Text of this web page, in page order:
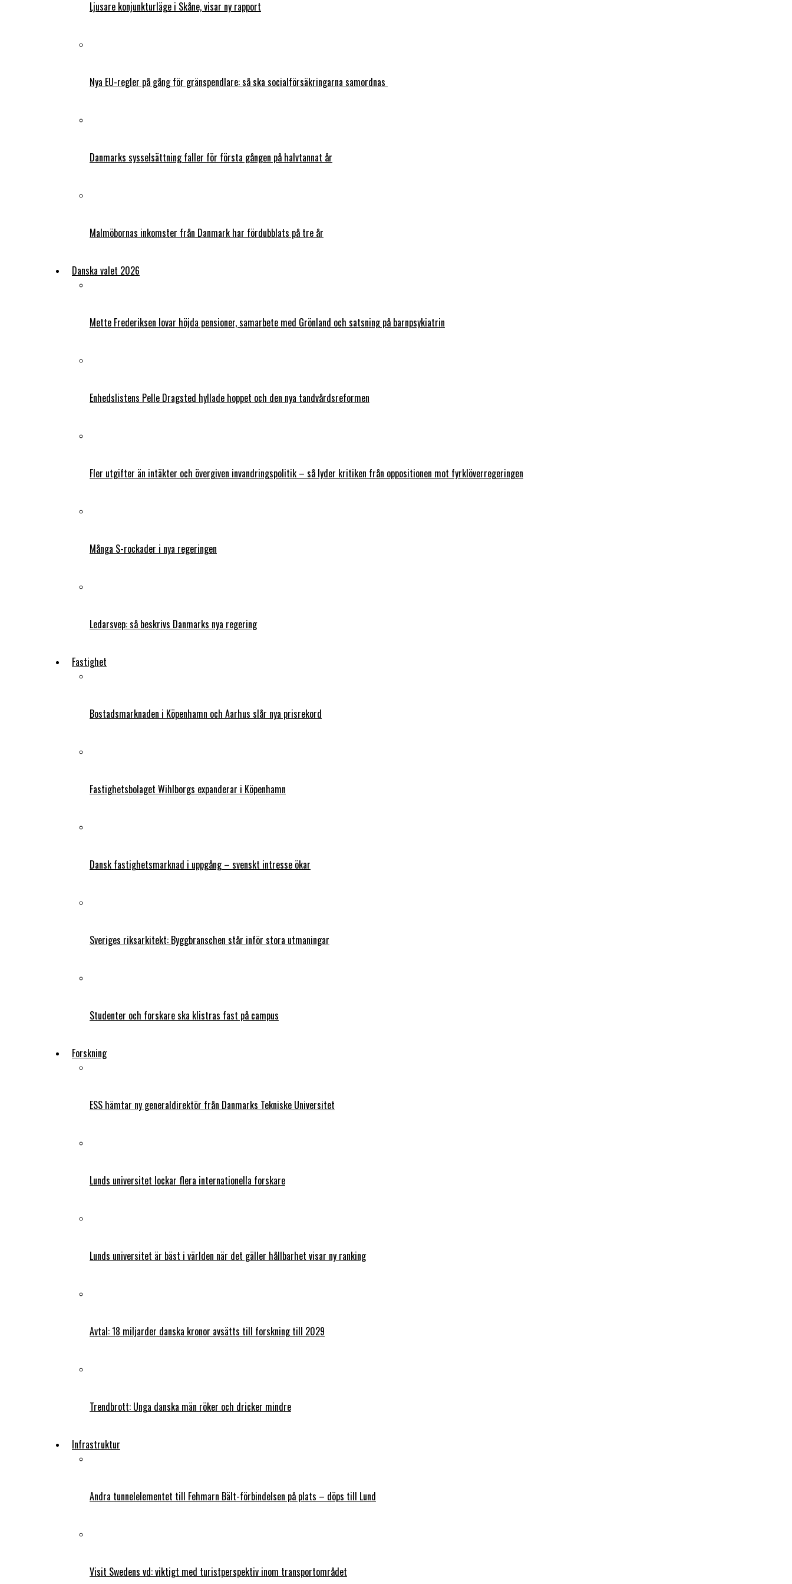
Ljusare konjunkturläge i Skåne, visar ny rapport
Nya EU-regler på gång för gränspendlare: så ska socialförsäkringarna samordnas
Danmarks sysselsättning faller för första gången på halvtannat år
Malmöbornas inkomster från Danmark har fördubblats på tre år
Danska valet 2026
Mette Frederiksen lovar höjda pensioner, samarbete med Grönland och satsning på barnpsykiatrin
Enhedslistens Pelle Dragsted hyllade hoppet och den nya tandvårdsreformen
Fler utgifter än intäkter och övergiven invandringspolitik – så lyder kritiken från oppositionen mot fyrklöverregeringen
Många S-rockader i nya regeringen
Ledarsvep: så beskrivs Danmarks nya regering
Fastighet
Bostadsmarknaden i Köpenhamn och Aarhus slår nya prisrekord
Fastighetsbolaget Wihlborgs expanderar i Köpenhamn
Dansk fastighetsmarknad i uppgång – svenskt intresse ökar
Sveriges riksarkitekt: Byggbranschen står inför stora utmaningar
Studenter och forskare ska klistras fast på campus
Forskning
ESS hämtar ny generaldirektör från Danmarks Tekniske Universitet
Lunds universitet lockar flera internationella forskare
Lunds universitet är bäst i världen när det gäller hållbarhet visar ny ranking
Avtal: 18 miljarder danska kronor avsätts till forskning till 2029
Trendbrott: Unga danska män röker och dricker mindre
Infrastruktur
Andra tunnelelementet till Fehmarn Bält-förbindelsen på plats – döps till Lund
Visit Swedens vd: viktigt med turistperspektiv inom transportområdet